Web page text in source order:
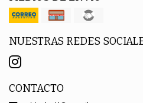
NUESTRAS REDES
CONTACTO